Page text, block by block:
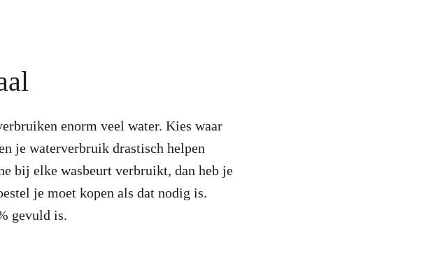
enorm veel water. Kies waar
je waterverbruik drastisch helpen
bij elke wasbeurt verbruikt, dan heb je
je moet kopen als dat nodig is.
gevuld is.